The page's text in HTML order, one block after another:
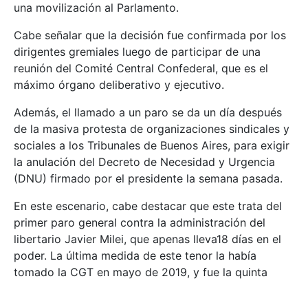
una movilización al Parlamento.
Cabe señalar que la decisión fue confirmada por los
dirigentes gremiales luego de participar de una
reunión del Comité Central Confederal, que es el
máximo órgano deliberativo y ejecutivo.
Además, el llamado a un paro se da un día después
de la masiva protesta de organizaciones sindicales y
sociales a los Tribunales de Buenos Aires, para exigir
la anulación del Decreto de Necesidad y Urgencia
(DNU) firmado por el presidente la semana pasada.
En este escenario, cabe destacar que este trata del
primer paro general contra la administración del
libertario Javier Milei, que apenas lleva18 días en el
poder. La última medida de este tenor la había
tomado la CGT en mayo de 2019, y fue la quinta